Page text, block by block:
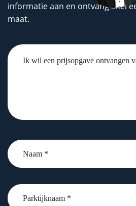
informatie aan en ontvang snel
maat.
Untitled
Naam
*
Parktijknaam
*